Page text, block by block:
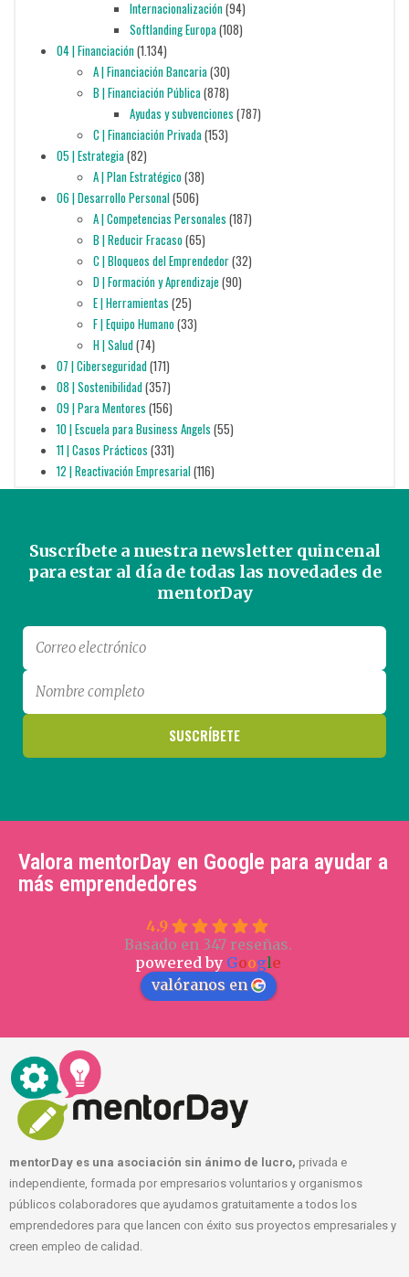
Internacionalización(94)
Softlanding Europa(108)
04 | Financiación(1.134)
A | Financiación Bancaria(30)
B | Financiación Pública(878)
Ayudas y subvenciones (787)
C | Financiación Privada(153)
05 | Estrategia(82)
A | Plan Estratégico(38)
06 | Desarrollo Personal(506)
A | Competencias Personales (187)
B | Reducir Fracaso(65)
C | Bloqueos del Emprendedor(32)
D | Formación y Aprendizaje (90)
E | Herramientas (25)
F | Equipo Humano(33)
H | Salud(74)
07 | Ciberseguridad(171)
08 | Sostenibilidad(357)
09 | Para Mentores (156)
10 | Escuela para Business Angels (55)
11 | Casos Prácticos (331)
12 | Reactivación Empresarial(116)
Suscríbete a nuestra newsletter quincenal
para estar al día de todas las novedades de
mentorDay
Valora mentorDay en Google para ayudar a
más emprendedores
4.9
Basado en 347 reseñas.
powered by Google
valóranos en
mentorDay es una asociación sin ánimo de lucro, privada e
independiente, formada por empresarios voluntarios y organismos
públicos colaboradores que ayudamos gratuitamente a todos los
emprendedores para que lancen con éxito sus proyectos empresariales y
creen empleo de calidad.